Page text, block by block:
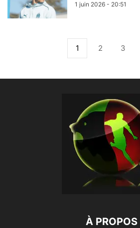
1 juin 2026 - 20:51
1 2 3
À PROPOS